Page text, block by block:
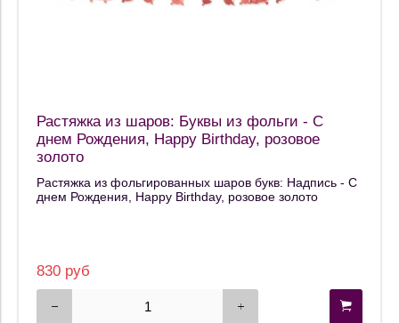
Растяжка из шаров: Буквы из фольги - С
днем Рождения, Happy Birthday, розовое
золото
Растяжка из фольгированных шаров букв: Надпись - С
днем Рождения, Happy Birthday, розовое золото
830 руб